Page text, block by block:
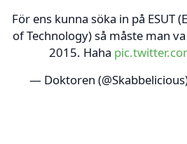
För ens kunna söka in på ESUT
of Technology) så måste man
2015. Haha
— Doktoren